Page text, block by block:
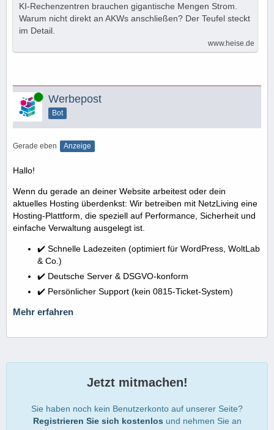
KI-Rechenzentren brauchen gigantische Mengen Strom.
Warum nicht direkt an AKWs anschließen? Der Teufel steckt
im Detail.
www.heise.de
Online Werbepost
Bot
Gerade eben Anzeige
Hallo!
Wenn du gerade an deiner Website arbeitest oder dein
aktuelles Hosting überdenkst: Wir betreiben mit NetzLiving eine
Hosting-Plattform, die speziell auf Performance, Sicherheit und
einfache Verwaltung ausgelegt ist.
✔️ Schnelle Ladezeiten (optimiert für WordPress, WoltLab
& Co.)
✔️ Deutsche Server & DSGVO-konform
✔️ Persönlicher Support (kein 0815-Ticket-System)
Mehr erfahren
Jetzt mitmachen!
Sie haben noch kein Benutzerkonto auf unserer Seite?
Registrieren Sie sich kostenlos und nehmen Sie an